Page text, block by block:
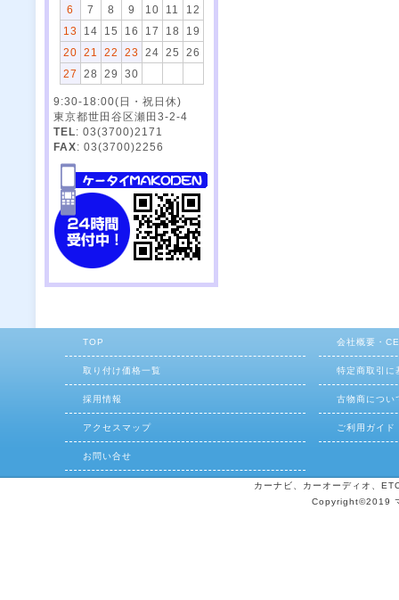
6
7 8 9 10 11
12
13
14 15 16 17 18
19
20
21 22 23 24 25
26
27
28 29 30
9:30-18:00(日・祝日休)
東京都世田谷区瀬田3-2-4
TEL: 03(3700)2171
FAX: 03(3700)2256
TOP 会社概要・
取り付け価格一覧 特定商取引に
採用情報 古物商につい
アクセスマップ ご利用ガイド
お問い合せ
カーナビ、カーオーディオ、
Copyright©2019